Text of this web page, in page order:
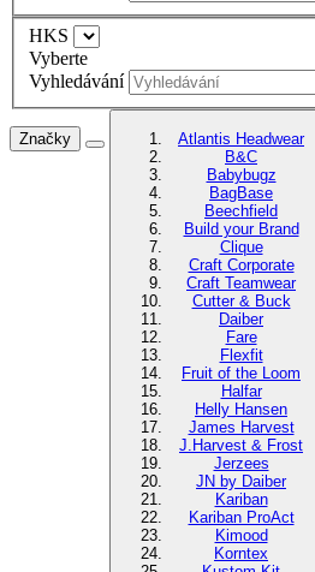
HKS
Vyberte
Vyhledávání
Značky
Atlantis Headwear
B&C
Babybugz
BagBase
Beechfield
Build your Brand
Clique
Craft Corporate
Craft Teamwear
Cutter & Buck
Daiber
Fare
Flexfit
Fruit of the Loom
Halfar
Helly Hansen
James Harvest
J.Harvest & Frost
Jerzees
JN by Daiber
Kariban
Kariban ProAct
Kimood
Korntex